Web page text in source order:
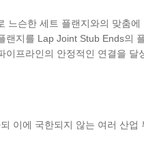
느슨한 세트 플랜지와의 맞춤
지를 Lap Joint Stub Ends의
프라인의 안정적인 연결을
이에 국한되지 않는 여러 산업